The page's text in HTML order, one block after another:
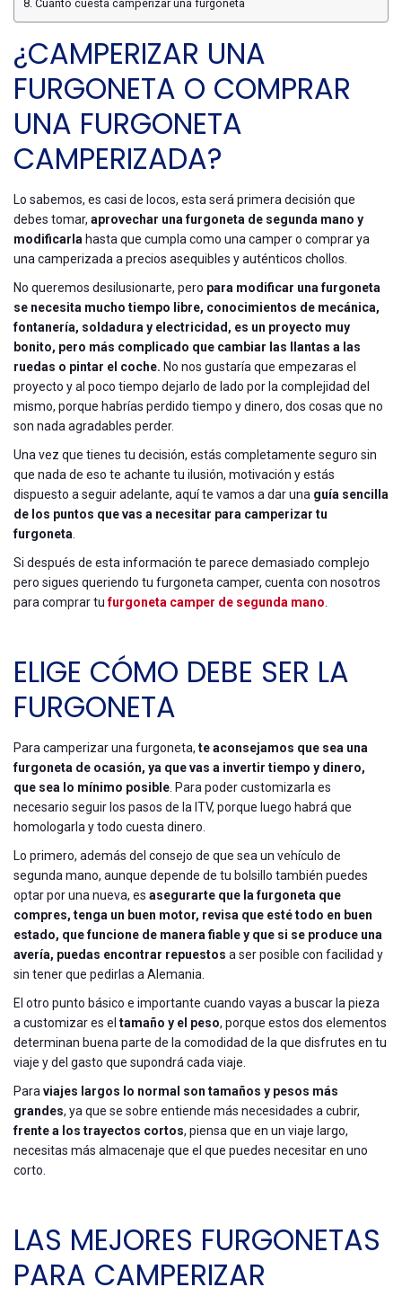
Cuánto cuesta camperizar una furgoneta
¿CAMPERIZAR UNA
FURGONETA O COMPRAR
UNA FURGONETA
CAMPERIZADA?
Lo sabemos, es casi de locos, esta será primera decisión que
debes tomar, aprovechar una furgoneta de segunda mano y
modificarla hasta que cumpla como una camper o comprar ya
una camperizada a precios asequibles y auténticos chollos.
No queremos desilusionarte, pero para modificar una furgoneta
se necesita mucho tiempo libre, conocimientos de mecánica,
fontanería, soldadura y electricidad, es un proyecto muy
bonito, pero más complicado que cambiar las llantas a las
ruedas o pintar el coche. No nos gustaría que empezaras el
proyecto y al poco tiempo dejarlo de lado por la complejidad del
mismo, porque habrías perdido tiempo y dinero, dos cosas que no
son nada agradables perder.
Una vez que tienes tu decisión, estás completamente seguro sin
que nada de eso te achante tu ilusión, motivación y estás
dispuesto a seguir adelante, aquí te vamos a dar una guía sencilla
de los puntos que vas a necesitar para camperizar tu
furgoneta
Si después de esta información te parece demasiado complejo
pero sigues queriendo tu furgoneta camper, cuenta con nosotros
para comprar tufurgoneta camper de segunda mano
ELIGE CÓMO DEBE SER LA
FURGONETA
Para camperizar una furgoneta, te aconsejamos que sea una
furgoneta de ocasión, ya que vas a invertir tiempo y dinero,
que sea lo mínimo posible . Para poder customizarla es
necesario seguir los pasos de la ITV, porque luego habrá que
homologarla y todo cuesta dinero.
Lo primero, además del consejo de que sea un vehículo de
segunda mano, aunque depende de tu bolsillo también puedes
optar por una nueva, es asegurarte que la furgoneta que
compres, tenga un buen motor, revisa que esté todo en buen
estado, que funcione de manera fiable y que si se produce una
avería, puedas encontrar repuestos a ser posible con facilidad y
sin tener que pedirlas a Alemania.
El otro punto básico e importante cuando vayas a buscar la pieza
a customizar es el tamaño y el peso, porque estos dos elementos
determinan buena parte de la comodidad de la que disfrutes en tu
viaje y del gasto que supondrá cada viaje.
Para viajes largos lo normal son tamaños y pesos más
grandes, ya que se sobre entiende más necesidades a cubrir,
frente a los trayectos cortos, piensa que en un viaje largo,
necesitas más almacenaje que el que puedes necesitar en uno
corto.
LAS MEJORES FURGONETAS
PARA CAMPERIZAR